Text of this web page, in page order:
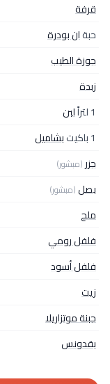
قرفة
حبةان بودرة
جوزة الطيب
زبدة
1 لتراً
لبن
1 باكيت
بشاميل
جزر (مبشور)
بصل(مبشور)
ملح
فلفل رومي
فلفل أسود
زيت
جبنة موتزاريلا
بقدونس